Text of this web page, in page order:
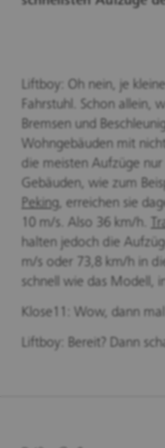
Liftboy: Oh nein, je
Fahrstuhl. Schon allein,
Bremsen und
Wohngebäuden mit
die meisten Aufzüge nur
Gebäuden, wie zum
Peking, erreichen sie
10 m/s. Also 36 km/h.
halten jedoch die
m/s oder 73,8 km/h in
schnell wie das Modell,
Klose11: Wow, dann mal
Liftboy: Bereit? Dann